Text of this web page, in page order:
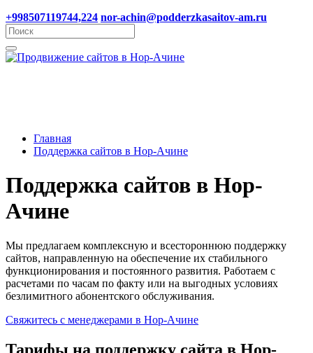
+998507119744,224 nor-achin@podderzkasaitov-am.ru
Главная
Поддержка сайтов в Нор-Ачине
Поддержка сайтов в Нор-
Ачине
Мы предлагаем комплексную и всестороннюю поддержку
сайтов, направленную на обеспечение их стабильного
функционирования и постоянного развития. Работаем с
расчетами по часам по факту или на выгодных условиях
безлимитного абонентского обслуживания.
Свяжитесь с менеджерами в Нор-Ачине
Тарифы на поддержку сайта в Нор-